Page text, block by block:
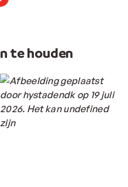
te houden